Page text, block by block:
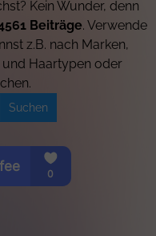
Kein Wunder, denn
Beiträge. Verwende
z.B. nach Marken,
Haartypen oder